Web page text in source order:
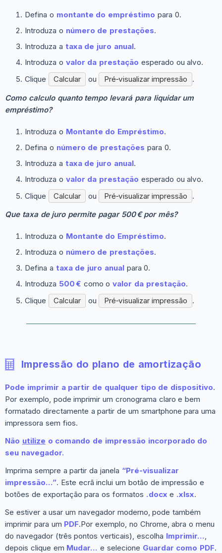
Defina o montante do empréstimo para 0.
Introduza o número de prestações.
Introduza a taxa de juro anual.
Introduza o valor da prestação esperado ou alvo.
Clique
Calcular ou Pré‑visualizar impressão
.
Como calculo quanto tempo levará para liquidar um
empréstimo?
Introduza o Montante do Empréstimo.
Defina o número de prestações para 0.
Introduza a taxa de juro anual.
Introduza o valor da prestação esperado ou alvo.
Clique
Calcular ou Pré‑visualizar impressão
.
Que taxa de juro permite pagar 500 € por mês?
Introduza o Montante do Empréstimo.
Introduza o número de prestações.
Defina a taxa de juro anualpara 0.
Introduza 500 € como ovalor da prestação.
Clique
Calcular ou Pré‑visualizar impressão .
Impressão do plano de amortização
Pode imprimir a partir de qualquer tipo de dispositivo.
Por exemplo, pode imprimir um cronograma claro e bem
formatado directamente a partir de um smartphone para uma
impressora sem fios.
Não utilize o comando de impressão incorporado do
seu navegador.
Imprima sempre a partir da janela “Pré‑visualizar
impressão…”. Este ecrã inclui um botão de impressão e
botões de exportação para os formatos .docx e .xlsx.
Se estiver a usar um navegador moderno, pode também
imprimir para um PDF.Por exemplo, no Chrome, abra o menu
do navegador (três pontos verticais), escolha Imprimir…
depois clique em Mudar… e selecione Guardar como PDF.